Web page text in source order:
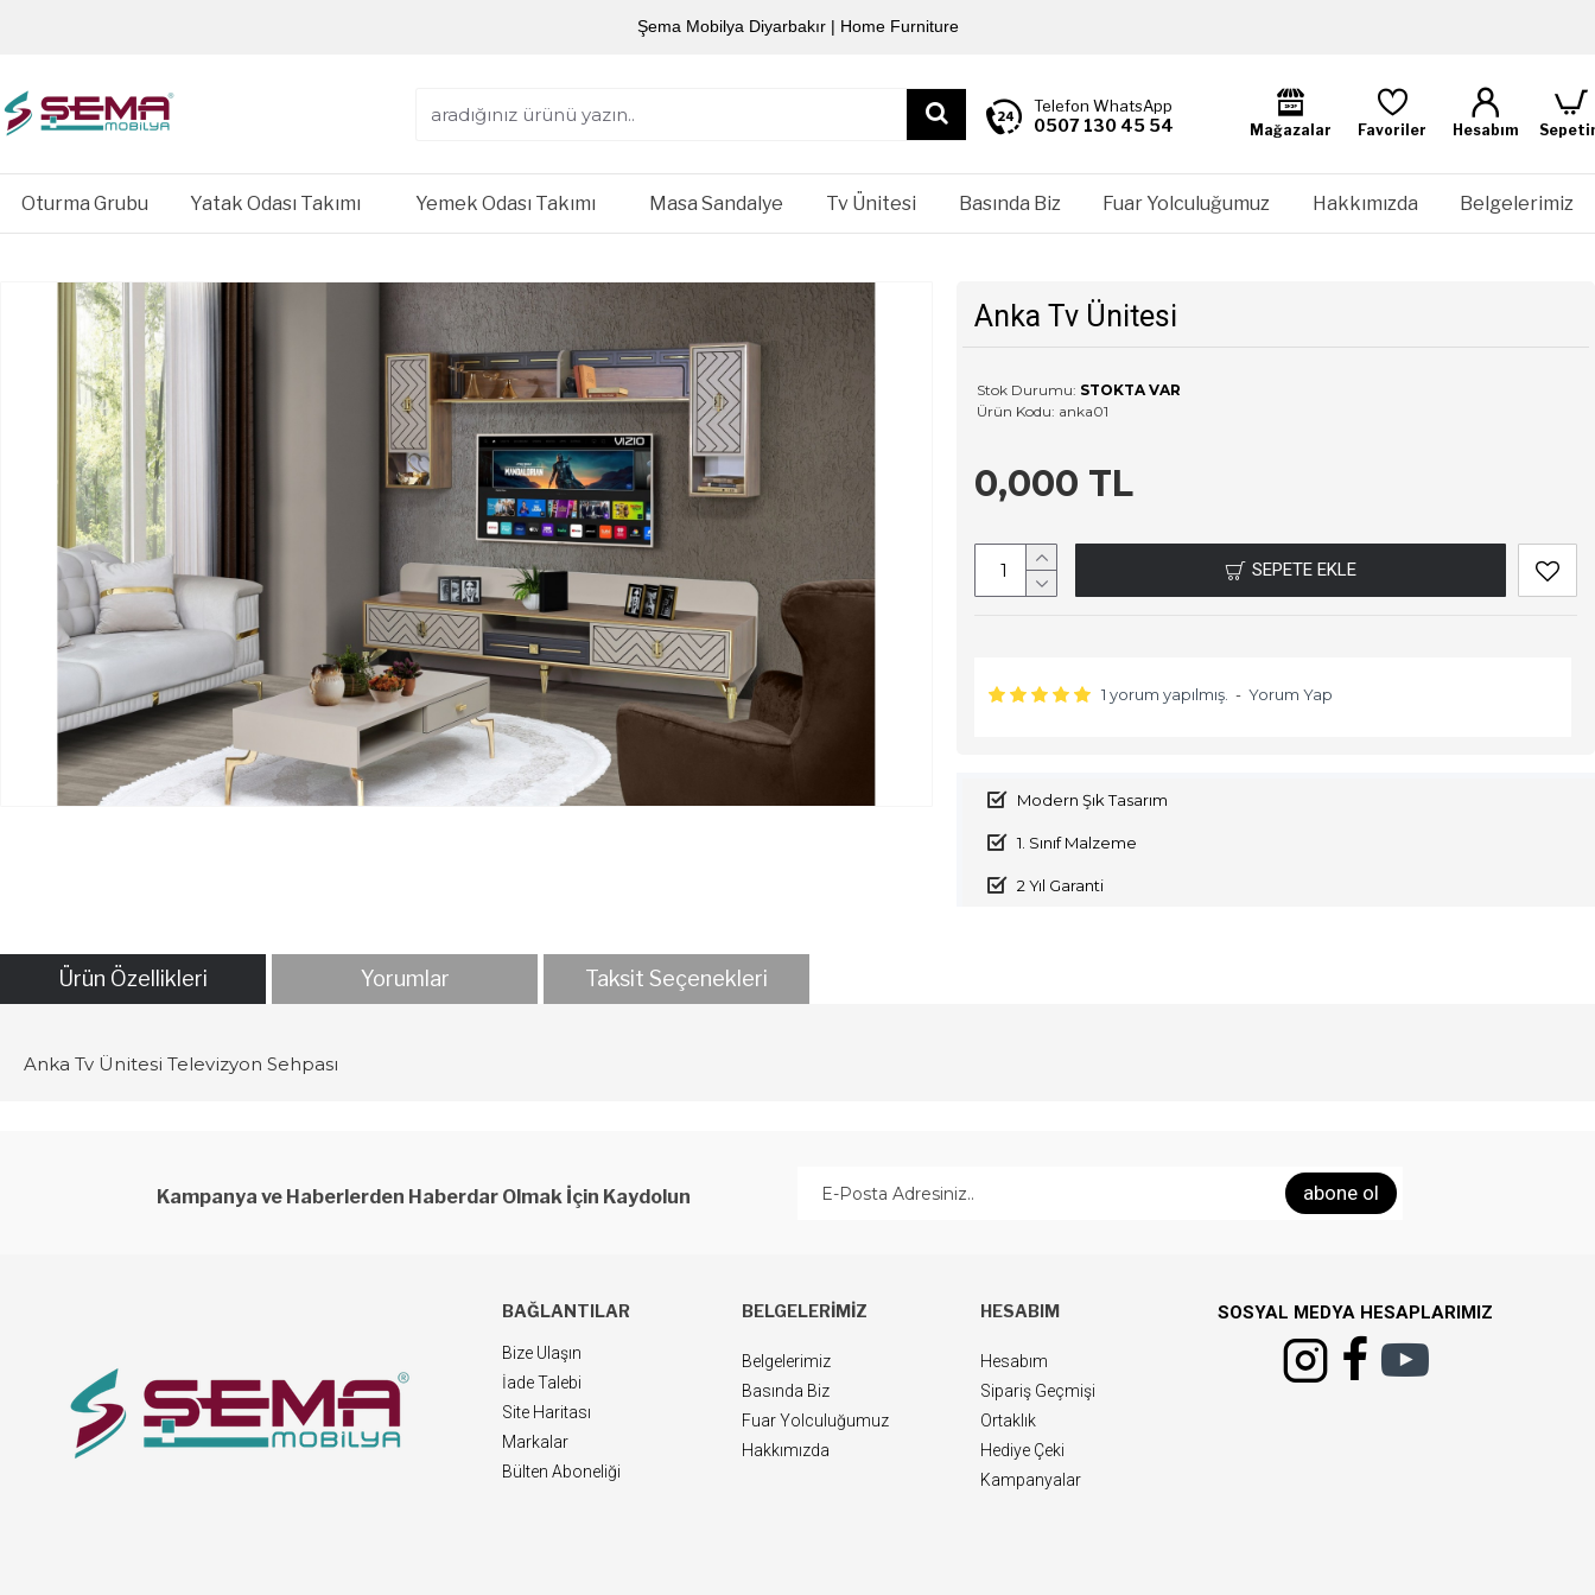
Şema Mobilya Diyarbakır | Home Furniture
Telefon WhatsApp
0507 130 45 54 Mağazalar Favoriler Hesabım
Oturma Grubu Yatak Odası Takımı Yemek Odası Takımı Masa Sandalye Tv Ünitesi Basında Biz Fuar Yolculuğumuz Hakkımızda Belgelerimiz
Anka Tv Ünitesi
Stok Durumu: STOKTA VAR
Ürün Kodu: anka01
1 yorum yapılmış. - Yorum Yap
0,000 TL
SEPETE EKLE
Modern Şık Tasarım
1. Sınıf Malzeme
2 Yıl Garanti
Ürün Özellikleri Yorumlar Taksit Seçenekleri
Anka Tv Ünitesi Televizyon Sehpası
Kampanya ve Haberlerden Haberdar Olmak İçin Kaydolun abone ol
BAĞLANTILAR
Bize Ulaşın
İade Talebi
Site Haritası
Markalar
Bülten Aboneliği
BELGELERIMIZ
Belgelerimiz
Basında Biz
Fuar Yolculuğumuz
Hakkımızda
HESABIM
Hesabım
Sipariş Geçmişi
Ortaklık
Hediye Çeki
Kampanyalar
SOSYAL MEDYA HESAPLARIMIZ